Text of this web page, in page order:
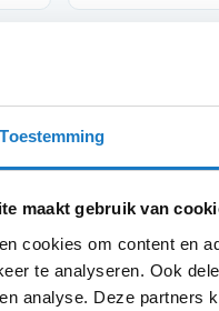
Toestemming
maakt gebruik van
cookies om content en
te analyseren. Ook
analyse. Deze partners
ijzersterk schijfremslot
sluitpen is 13,5mm dik en
een speciaal type
of schok het
een dief af te
voor de